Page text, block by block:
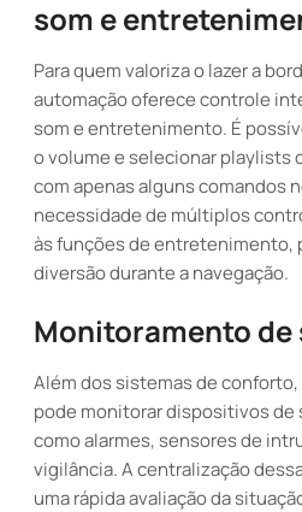
som e
Para quem valoriza o lazer a
automação oferece controle
som e entretenimento. É
o volume e selecionar playlists
com apenas alguns comandos
necessidade de múltiplos
às funções de entretenimento,
diversão durante a navegação.
Monitoramento de
Além dos sistemas de
pode monitorar dispositivos de
como alarmes, sensores de
vigilância. A centralização
uma rápida avaliação da